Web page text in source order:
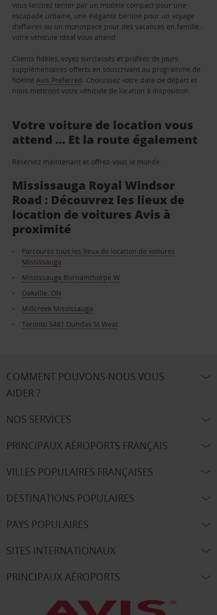
vous laissiez tenter par un modèle compact pour une
escapade urbaine, une élégante berline pour un voyage
d’affaires ou un monospace pour des vacances en famille -
votre véhicule idéal vous attend.
Clients fidèles, soyez surclassés et profitez de jours
supplémentaires offerts en souscrivant au programme de
fidélitéAvis Preferred. Choisissez votre date de départ et
nous mettrons votre véhicule de location à disposition.
Votre voiture de location vous
attend … Et la route également
Réservez maintenant et offrez-vous le monde.
Mississauga Royal Windsor
Road : Découvrez les lieux de
location de voitures Avis à
proximité
Parcourez tous les lieux de location de voitures
Mississauga
Mississauga Burnamthorpe W
Oakville, ON
Millcreek Mississauga
Toronto 5481 Dundas St West
COMMENT POUVONS-NOUS VOUS
AIDER ?
NOS SERVICES
PRINCIPAUX AÉROPORTS FRANÇAIS
VILLES POPULAIRES FRANÇAISES
DESTINATIONS POPULAIRES
PAYS POPULAIRES
SITES INTERNATIONAUX
PRINCIPAUX AÉROPORTS